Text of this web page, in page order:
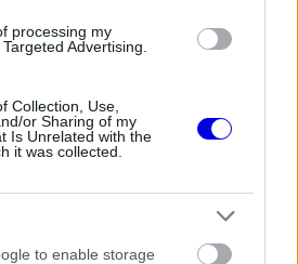
processing my
Advertising.
Collection, Use,
or Sharing of my
Is Unrelated with the
it was collected.
to enable storage
1
versenysorozatban